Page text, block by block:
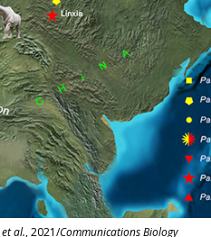
et al., 2021/Communications Biology